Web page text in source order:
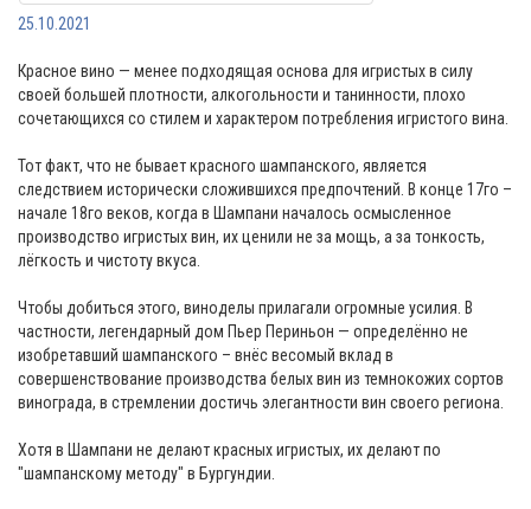
25.10.2021
Красное вино — менее подходящая основа для игристых в силу
своей большей плотности, алкогольности и танинности, плохо
сочетающихся со стилем и характером потребления игристого вина.
Тот факт, что не бывает красного шампанского, является
следствием исторически сложившихся предпочтений. В конце 17го –
начале 18го веков, когда в Шампани началось осмысленное
производство игристых вин, их ценили не за мощь, а за тонкость,
лёгкость и чистоту вкуса.
Чтобы добиться этого, виноделы прилагали огромные усилия. В
частности, легендарный дом Пьер Периньон — определённо не
изобретавший шампанского – внёс весомый вклад в
совершенствование производства белых вин из темнокожих сортов
винограда, в стремлении достичь элегантности вин своего региона.
Хотя в Шампани не делают красных игристых, их делают по
"шампанскому методу" в Бургундии.